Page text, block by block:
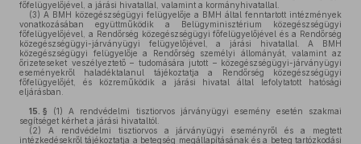
főfelügyelőjével, a járási hivatallal, valamint a kormányhivatallal.
(3) A BMH közegészségügyi felügyelője a BMH által fenntartott intézmények
vonatkozásában együttműködik a Belügyminisztérium közegészségügyi
főfelügyelőjével, a Rendőrség közegészségügyi főfelügyelőjével és a Rendőrség
közegészségügyi-járványügyi felügyelőjével, a járási hivatallal. A BMH
közegészségügyi felügyelője a Rendőrség személyi állományát, valamint az
őrizeteseket veszélyeztető – tudomására jutott – közegészségügyi-járványügyi
eseményekről haladéktalanul tájékoztatja a Rendőrség közegészségügyi
főfelügyelőjét, és közreműködik a járási hivatal által lefolytatott hatósági
eljárásban.
15. § (1) A rendvédelmi tisztiorvos járványügyi esemény esetén szakmai
segítséget kérhet a járási hivataltól.
(2) A rendvédelmi tisztiorvos a járványügyi eseményről és a megtett
intézkedésekről tájékoztatja a betegség megállapításának és a beteg tartózkodási